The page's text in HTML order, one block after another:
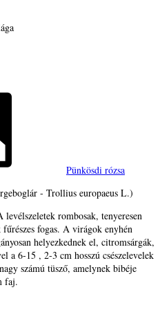
Pünkösdi rózsa
- Trollius europaeus L.)
rombosak, tenyeresen
fogas. A virágok enyhén
helyezkednek el, citromsárgák,
a 6-15 , 2-3 cm hosszú csészelevelek
számú tüsző, amelynek bibéje
faj.